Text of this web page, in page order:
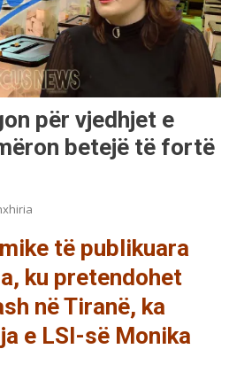
për vjedhjet e
betejë të fortë
të publikuara
ku pretendohet
në Tiranë, ka
e LSI-së Monika